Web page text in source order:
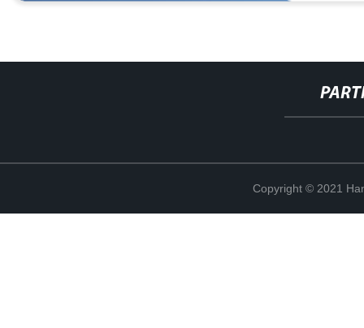
Copyright © 2021